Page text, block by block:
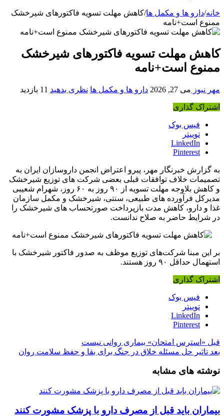
خانه/دارو ها و مکمل ها/کاهش مهلت تسویه فاکتورهای شیرخشک
ممنوع است+نامه
کاهش مهلت تسویه فاکتورهای شیرخشک
ممنوع است+نامه
مهر نیوز می 27, 2026 دارو ها و مکمل ها نظری بدهید 11 بازدید
اشتراک گذاری
فیس بوک
توییتر
LinkedIn
Pinterest
به گزارش خبرنگار مهر، پیرو اعتراض انجمن داروسازان ایران به
تصمیمات خلاف توافقات قبلی بعضی شرکت های توزیع شیرخشک
و کاهش بلاوجه مهلت تسویه از ۹۰ روز به ۶۰ روز، شهرام شعیبی
مدیرکل فرآورده های طبیعی، سنتی، شیرخشک و مکمل سازمان
غذا و دارو، کاهش مدت بازپرداخت صورتحساب های شیرخشک را
در شرایط حاضر به صلاح ندانست.
بر این مبنا شرکت‌های توزیع موظف به صدور فاکتور شیرخشک با
استهمال حداقل ۹۰ روز هستند.
اشتراک گذاری
فیس بوک
توییتر
LinkedIn
Pinterest
قبل «استرس امتحان» بیماری روانی نیست
بعد تاثیر حل مسئله خلاق در جنگ برای بقا و حفظ سلامت روان
نوشته های مشابه
بیماران باید قبل از مصرف دارو با پزشک مشورت کنند